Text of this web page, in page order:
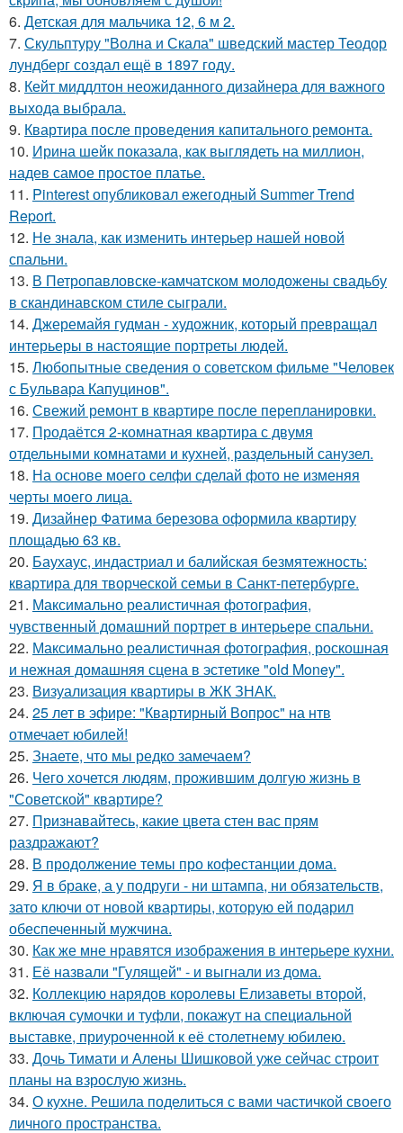
6. Детская для мальчика 12, 6 м 2.
7. Скульптуру "Волна и Скала" шведский мастер Теодор
лундберг создал ещё в 1897 году.
8. Кейт миддлтон неожиданного дизайнера для важного
выхода выбрала.
9. Квартира после проведения капитального ремонта.
10. Ирина шейк показала, как выглядеть на миллион,
надев самое простое платье.
11. Pinterest опубликовал ежегодный Summer Trend
Report.
12. Не знала, как изменить интерьер нашей новой
спальни.
13. В Петропавловске-камчатском молодожены свадьбу
в скандинавском стиле сыграли.
14. Джеремайя гудман - художник, который превращал
интерьеры в настоящие портреты людей.
15. Любопытные сведения о советском фильме "Человек
с Бульвара Капуцинов".
16. Свежий ремонт в квартире после перепланировки.
17. Продаётся 2-комнатная квартира с двумя
отдельными комнатами и кухней, раздельный санузел.
18. На основе моего селфи сделай фото не изменяя
черты моего лица.
19. Дизайнер Фатима березова оформила квартиру
площадью 63 кв.
20. Баухаус, индастриал и балийская безмятежность:
квартира для творческой семьи в Санкт-петербурге.
21. Максимально реалистичная фотография,
чувственный домашний портрет в интерьере спальни.
22. Максимально реалистичная фотография, роскошная
и нежная домашняя сцена в эстетике "old Money".
23. Визуализация квартиры в ЖК ЗНАК.
24. 25 лет в эфире: "Квартирный Вопрос" на нтв
отмечает юбилей!
25. Знаете, что мы редко замечаем?
26. Чего хочется людям, прожившим долгую жизнь в
"Советской" квартире?
27. Признавайтесь, какие цвета стен вас прям
раздражают?
28. В продолжение темы про кофестанции дома.
29. Я в браке, а у подруги - ни штампа, ни обязательств,
зато ключи от новой квартиры, которую ей подарил
обеспеченный мужчина.
30. Как же мне нравятся изображения в интерьере кухни.
31. Её назвали "Гулящей" - и выгнали из дома.
32. Коллекцию нарядов королевы Елизаветы второй,
включая сумочки и туфли, покажут на специальной
выставке, приуроченной к её столетнему юбилею.
33. Дочь Тимати и Алены Шишковой уже сейчас строит
планы на взрослую жизнь.
34. О кухне. Решила поделиться с вами частичкой своего
личного пространства.